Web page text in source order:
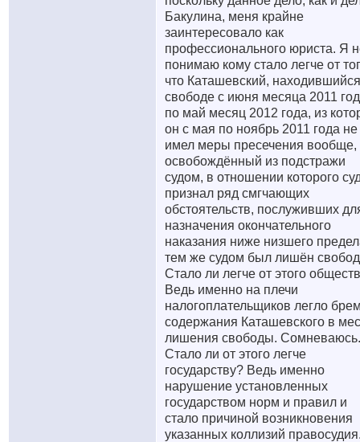
Бакулина, меня крайне
заинтересовало как
профессионального юриста. Я
понимаю кому стало легче от
что Каташевский,
свободе с июня месяца 2011
по май месяц 2012 года, из
он с мая по ноябрь 2011 года не
имел меры пресечения вообще,
освобождённый из подстражи
судом, в отношении которого
признал ряд смгчающих
обстоятельств, послуживших
назначения окончательного
наказания ниже низшего
тем же судом был лишён
Стало ли легче от этого
Ведь именно на плечи
налогоплательщиков легло
содержания Каташевского в
лишения свободы. Сомневаюсь.
Стало ли от этого легче
государству? Ведь именно
нарушение установленных
государством норм и правил и
стало причиной возникновения
указанных коллизий